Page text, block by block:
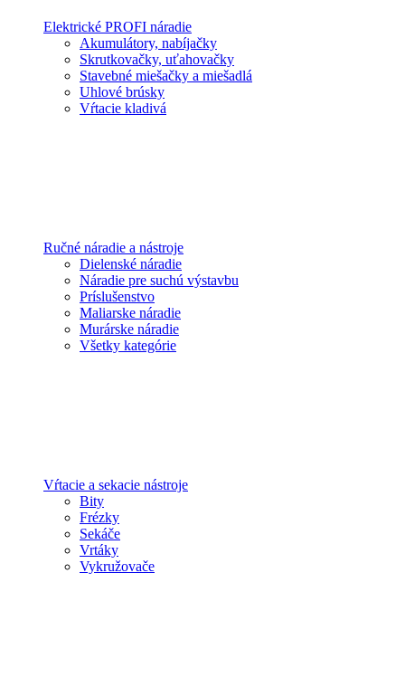
Elektrické PROFI náradie
Akumulátory, nabíjačky
Skrutkovačky, uťahovačky
Stavebné miešačky a miešadlá
Uhlové brúsky
Vŕtacie kladivá
Ručné náradie a nástroje
Dielenské náradie
Náradie pre suchú výstavbu
Príslušenstvo
Maliarske náradie
Murárske náradie
Všetky kategórie
Vŕtacie a sekacie nástroje
Bity
Frézky
Sekáče
Vrtáky
Vykružovače